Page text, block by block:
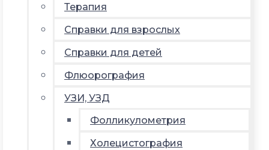
Терапия
Справки для взрослых
Справки для детей
Флюорография
УЗИ, УЗД
Фолликулометрия
Холецистография